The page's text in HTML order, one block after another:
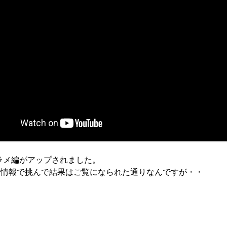
編がアップされました。
報で挑んで結果はご覧になられた通りなんですが・・